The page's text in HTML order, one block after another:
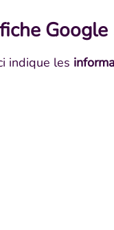
Google
indique les